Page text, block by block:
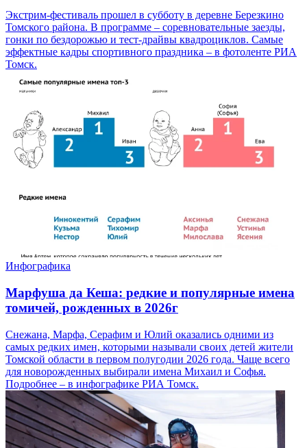
Экстрим-фестиваль прошел в субботу в деревне Березкино
Томского района. В программе – соревновательные заезды,
гонки по бездорожью и тест-драйвы квадроциклов. Самые
эффектные кадры спортивного праздника – в фотоленте РИА
Томск.
Инфографика
Марфуша да Кеша: редкие и популярные имена
томичей, рожденных в 2026г
Снежана, Марфа, Серафим и Юлий оказались одними из
самых редких имен, которыми называли своих детей жители
Томской области в первом полугодии 2026 года. Чаще всего
для новорожденных выбирали имена Михаил и Софья.
Подробнее – в инфографике РИА Томск.